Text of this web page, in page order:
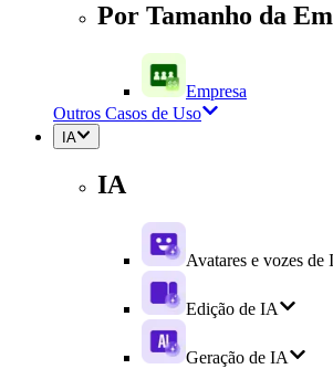
Por Tamanho da
Empresa
Outros Casos de Uso
IA
IA
Avatares e vozes de
Edição de IA
Geração de IA